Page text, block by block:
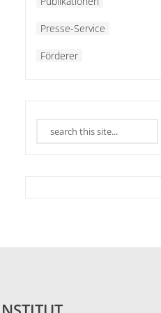
Presse-Service
Förderer